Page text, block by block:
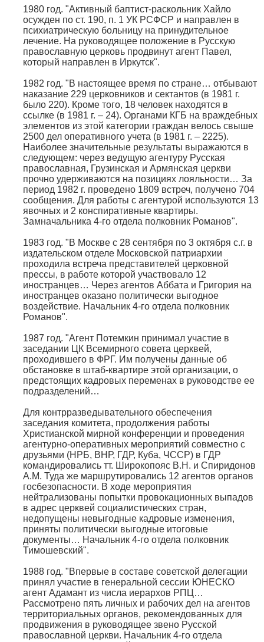
1980 год. "Активный баптист-раскольник Хайло
осужден по ст. 190, п. 1 УК РСФСР и направлен в
психиатрическую больницу на принудительное
лечение. На руководящее положение в Русскую
православную церковь продвинут агент Павел,
который направлен в Иркутск".
1982 год. "В настоящее время по стране… отбывают
наказание 229 церковников и сектантов (в 1981 г.
было 220). Кроме того, 18 человек находятся в
ссылке (в 1981 г. – 24). Органами КГБ на враждебных
элементов из этой категории граждан велось свыше
2500 дел оперативного учета (в 1981 г. – 2225).
Наиболее значительные результаты выражаются в
следующем: через ведущую агентуру Русская
православная, Грузинская и Армянская церкви
прочно удерживаются на позициях лояльности… За
период 1982 г. проведено 1809 встреч, получено 704
сообщения. Для работы с агентурой используются 13
явочных и 2 конспиративные квартиры.
Замначальника 4-го отдела полковник Романов".
1983 год. "В Москве с 28 сентября по 3 октября с.г. в
издательском отделе Московской патриархии
проходила встреча представителей церковной
прессы, в работе которой участвовало 12
иностранцев… Через агентов Аббата и Григория на
иностранцев оказано политически выгодное
воздействие. Начальник 4-го отдела полковник
Романов".
1987 год. "Агент Потемкин принимал участие в
заседании ЦК Всемирного совета церквей,
проходившего в ФРГ. Им получены данные об
обстановке в штаб-квартире этой организации, о
предстоящих кадровых переменах в руководстве ее
подразделений…
Для контрразведывательного обеспечения
заседания комитета, продолжения работы
Христианской мирной конференции и проведения
агентурно-оперативных мероприятий совместно с
друзьями (НРБ, ВНР, ГДР, Куба, ЧССР) в ГДР
командировались тт. Широкопояс В.Н. и Спиридонов
А.М. Туда же маршрутировались 12 агентов органов
госбезопасности. В ходе мероприятия
нейтрализованы попытки провокационных выпадов
в адрес церквей социалистических стран,
недопущены невыгодные кадровые изменения,
приняты политически выгодные итоговые
документы… Начальник 4-го отдела полковник
Тимошевский".
1988 год. "Впервые в составе советской делегации
принял участие в генеральной сессии ЮНЕСКО
агент Адамант из числа иерархов РПЦ…
Рассмотрено пять личных и рабочих дел на агентов
территориальных органов, рекомендованных для
продвижения в руководящее звено Русской
православной церкви. Начальник 4-го отдела